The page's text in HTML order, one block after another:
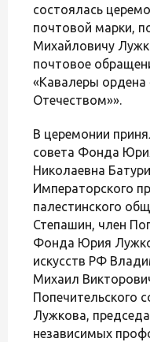
состоялась
почтовой марки,
Михайловичу
почтовое
«Кавалеры ордена
Отечеством»».
В церемонии
совета Фонда
Николаевна
Императорского
палестинского
Степашин, член
Фонда Юрия
искусств РФ
Михаил
Попечительского
Лужкова,
независимых